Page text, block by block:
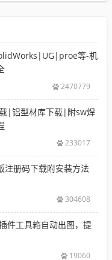
等-机
2470779
|铝型材库下载|附sw焊
233017
注册码下载附安装方法
304608
件工具箱自动出图，提
19060